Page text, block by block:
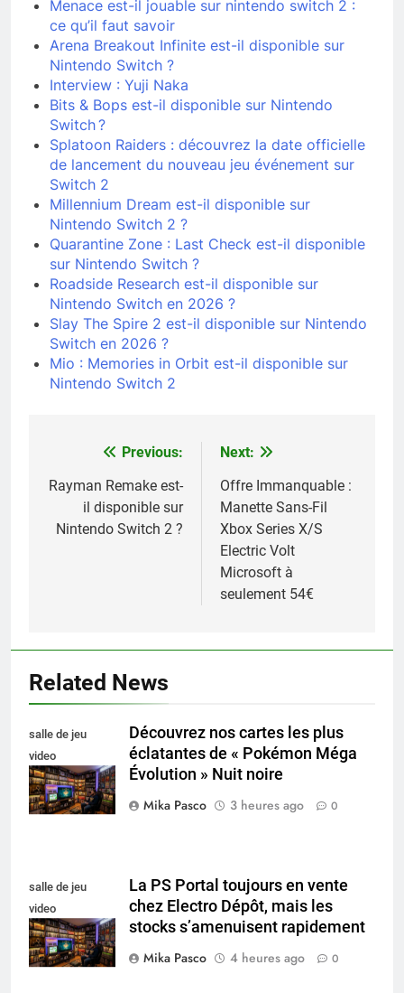
Menace est-il jouable sur nintendo switch 2 :
ce qu’il faut savoir
Arena Breakout Infinite est-il disponible sur
Nintendo Switch ?
Interview : Yuji Naka
Bits & Bops est-il disponible sur Nintendo
Switch ?
Splatoon Raiders : découvrez la date officielle
de lancement du nouveau jeu événement sur
Switch 2
Millennium Dream est-il disponible sur
Nintendo Switch 2 ?
Quarantine Zone : Last Check est-il disponible
sur Nintendo Switch ?
Roadside Research est-il disponible sur
Nintendo Switch en 2026 ?
Slay The Spire 2 est-il disponible sur Nintendo
Switch en 2026 ?
Mio : Memories in Orbit est-il disponible sur
Nintendo Switch 2
Navigation
de
l’article
Previous:
Rayman Remake est-
il disponible sur
Nintendo Switch 2 ?
Next:
Offre Immanquable :
Manette Sans-Fil
Xbox Series X/S
Electric Volt
Microsoft à
seulement 54€
Related News
salle de jeu
video
collectionneur
Découvrez nos cartes les plus
éclatantes de « Pokémon Méga
Évolution » Nuit noire
Mika Pasco
3 heures ago 0
salle de jeu
video
collectionneur
La PS Portal toujours en vente
chez Electro Dépôt, mais les
stocks s’amenuisent rapidement
Mika Pasco
4 heures ago 0